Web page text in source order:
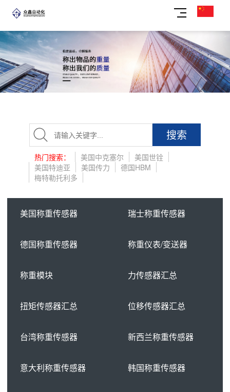
搜索
热门搜索： 美国中克塞尔
美国世铨
美国特迪亚
美国传力
德国HBM
梅特勒托利多
美国称重传感器 瑞士称重传感器
德国称重传感器 称重仪表/变送器
称重模块 力传感器汇总
扭矩传感器汇总 位移传感器汇总
台湾称重传感器 新西兰称重传感器
意大利称重传感器 韩国称重传感器